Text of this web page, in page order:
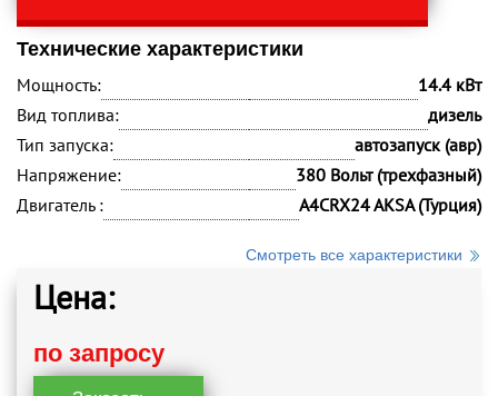
Технические характеристики
Мощность:
14.4 кВт
Вид топлива:
дизель
Тип запуска:
автозапуск (авр)
Напряжение:
380 Вольт (трехфазный)
Двигатель :
A4CRX24 AKSA (Турция)
Смотреть все характеристики
Цена:
по запросу